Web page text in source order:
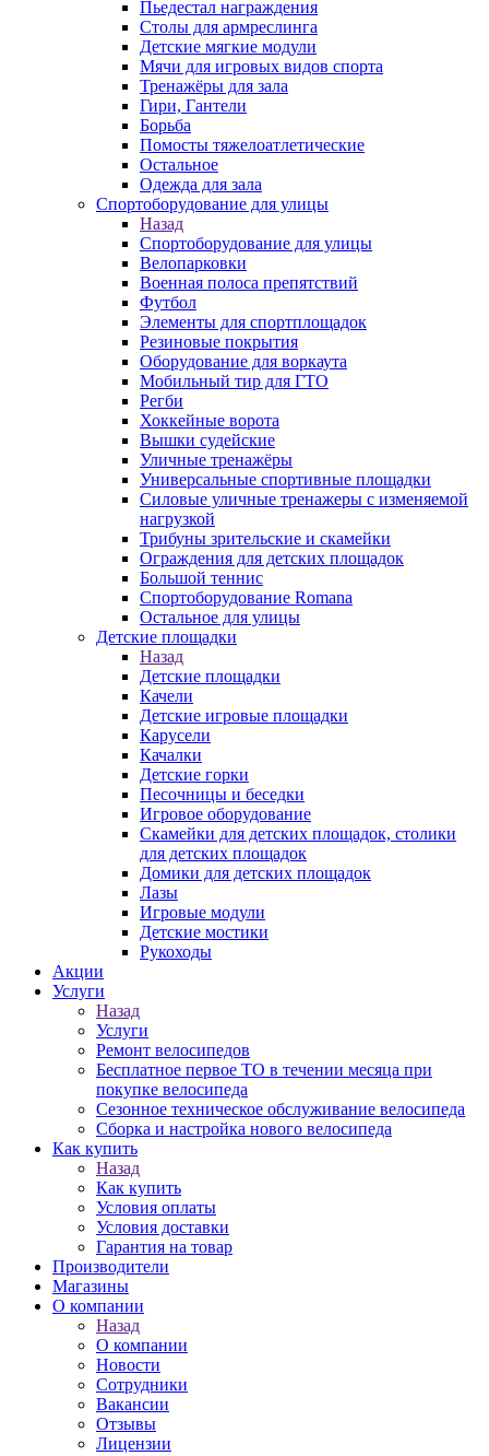
Пьедестал награждения
Столы для армреслинга
Детские мягкие модули
Мячи для игровых видов спорта
Тренажёры для зала
Гири, Гантели
Борьба
Помосты тяжелоатлетические
Остальное
Одежда для зала
Спортоборудование для улицы
Назад
Спортоборудование для улицы
Велопарковки
Военная полоса препятствий
Футбол
Элементы для спортплощадок
Резиновые покрытия
Оборудование для воркаута
Мобильный тир для ГТО
Регби
Хоккейные ворота
Вышки судейские
Уличные тренажёры
Универсальные спортивные площадки
Силовые уличные тренажеры с изменяемой
нагрузкой
Трибуны зрительские и скамейки
Ограждения для детских площадок
Большой теннис
Спортоборудование Romana
Остальное для улицы
Детские площадки
Назад
Детские площадки
Качели
Детские игровые площадки
Карусели
Качалки
Детские горки
Песочницы и беседки
Игровое оборудование
Скамейки для детских площадок, столики
для детских площадок
Домики для детских площадок
Лазы
Игровые модули
Детские мостики
Рукоходы
Акции
Услуги
Назад
Услуги
Ремонт велосипедов
Бесплатное первое ТО в течении месяца при
покупке велосипеда
Сезонное техническое обслуживание велосипеда
Сборка и настройка нового велосипеда
Как купить
Назад
Как купить
Условия оплаты
Условия доставки
Гарантия на товар
Производители
Магазины
О компании
Назад
О компании
Новости
Сотрудники
Вакансии
Отзывы
Лицензии